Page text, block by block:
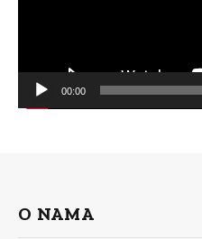
00:00
O NAMA